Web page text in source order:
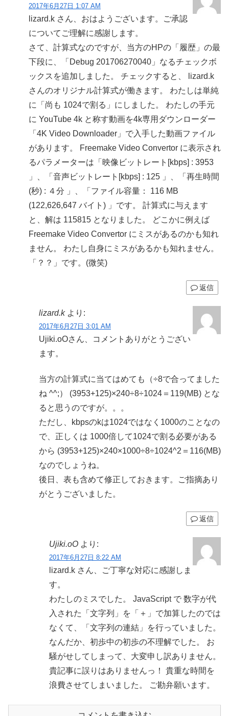
2017年6月27日 1:07 AM
lizard.k さん、おはようございます。ご承認
についてご理解に感謝します。
さて、計算式なのですが、当方のHPの「履歴」の最
下段に、「Debug 201706270040」なるチェックボ
ックスを追加しました。 チェックすると、 lizard.k
さんのオリジナル計算式が働きます。 わたしは単純
に「尚も 1024で割る」にしました。 わたしの手元
に YouTube 4k と称す動画を4k専用ダウンローダー
「4K Video Downloader」で入手した動画ファイル
があります。 Freemake Video Convertor に表示され
るパラメーターは「映像ビットレート[kbps] : 3953
」、「音声ビットレート[kbps] : 125 」、「再生時間
(秒) : ４分 」、「ファイル容量： 116 MB
(122,626,647 バイト) 」です。 計算式に与えます
と、解は 115815 となりました。 どこかに例えば
Freemake Video Convertor にミスがあるのかも知れ
ません。 わたし自身にミスがあるかも知れません。
「？？」です。(微笑)
返信
lizard.k より:
2017年6月27日 3:01 AM
Ujiki.oOさん、コメントありがとうござい
ます。
当方の計算式に当てはめても（÷8で合ってました
ね ^^;） (3953+125)×240÷8÷1024＝119(MB) とな
ると思うのですが。。。
ただし、kbpsのkは1024ではなく1000のことなの
で、正しくは 1000倍して1024で割る必要がある
から (3953+125)×240×1000÷8÷1024^2＝116(MB)
なのでしょうね。
後日、表も含めて修正しておきます。ご指摘あり
がとうございました。
返信
Ujiki.oO より:
2017年6月27日 8:22 AM
lizard.k さん、ご丁寧な対応に感謝しま
す。
わたしのミスでした。 JavaScript で 数字が代
入された「文字列」を「＋」で加算したのでは
なくて、「文字列の連結」を行っていました。
なんだか、初歩中の初歩の不理解でした。 お
騒がせしてしまって、大変申し訳ありません。
貴記事に誤りはありませんっ！ 貴重な時間を
浪費させてしまいました。 ご勘弁願います。